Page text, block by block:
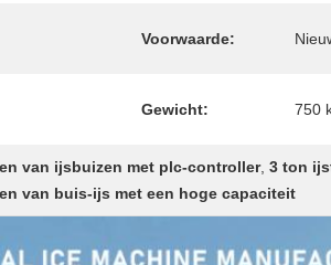
Voorwaarde:
Gewicht: 750
van ijsbuizen met plc-controller, 3 ton
van buis-ijs met een hoge capaciteit